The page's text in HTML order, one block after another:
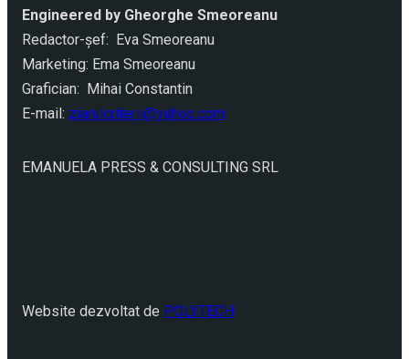
Engineered by Gheorghe Smeoreanu
Redactor-şef: Eva Smeoreanu
Marketing: Ema Smeoreanu
Grafician: Mihai Constantin
E-mail: ziarulcriterii@yahoo.com
EMANUELA PRESS & CONSULTING SRL
Website dezvoltat de POLYTECH